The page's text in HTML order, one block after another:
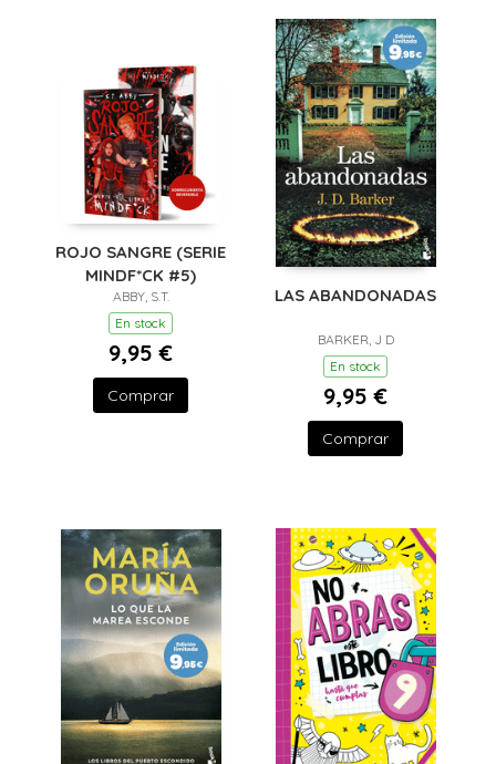
ROJO SANGRE (SERIE
MINDF*CK #5)
ABBY, S.T.
En stock
9,95 €
Comprar
LAS ABANDONADAS
BARKER, J D
En stock
9,95 €
Comprar